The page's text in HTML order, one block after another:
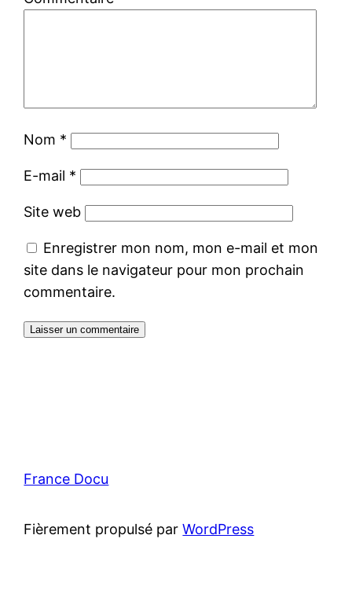
Nom *
E-mail *
Site web
Enregistrer mon nom, mon e-mail et mon
site dans le navigateur pour mon prochain
commentaire.
France Docu
Fièrement propulsé parWordPress